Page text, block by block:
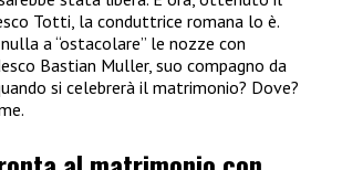
Totti, la conduttrice romana lo è.
nulla a “ostacolare” le nozze con
Bastian Muller, suo compagno da
si celebrerà il matrimonio? Dove?